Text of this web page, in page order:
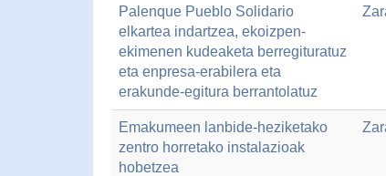
Palenque Pueblo Solidario
elkartea indartzea, ekoizpen-
ekimenen kudeaketa berregituratuz
eta enpresa-erabilera eta
erakunde-egitura berrantolatuz
Emakumeen lanbide-heziketako
zentro horretako instalazioak
hobetzea